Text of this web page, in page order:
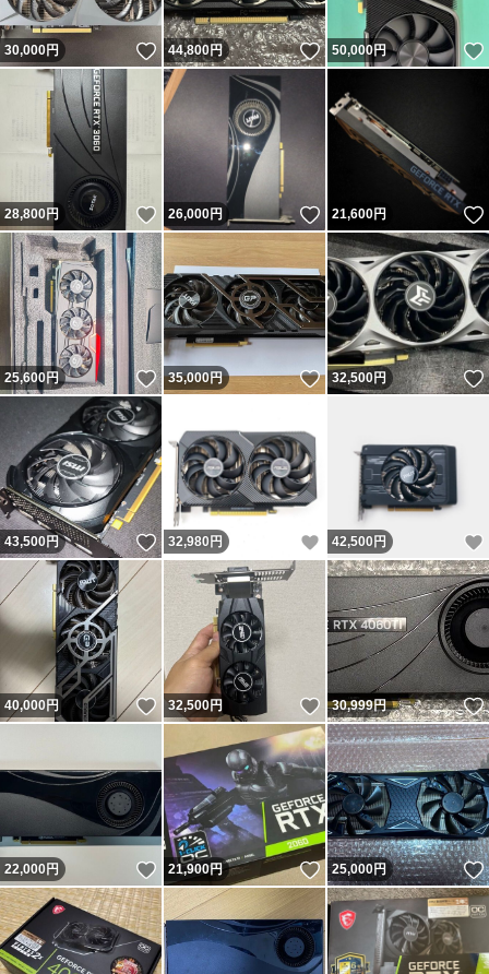
30,000円 いいね！
44,800円 いいね！
50,000円
28,800円 いいね！
26,000円 いいね！
21,600円
25,600円 いいね！
35,000円 いいね！
32,500円
43,500円 いいね！
32,980 円 いいね！
42,500 円
40,000円 いいね！
32,500円 いいね！
30,999円
22,000円 いいね！
21,900円 いいね！
25,000円